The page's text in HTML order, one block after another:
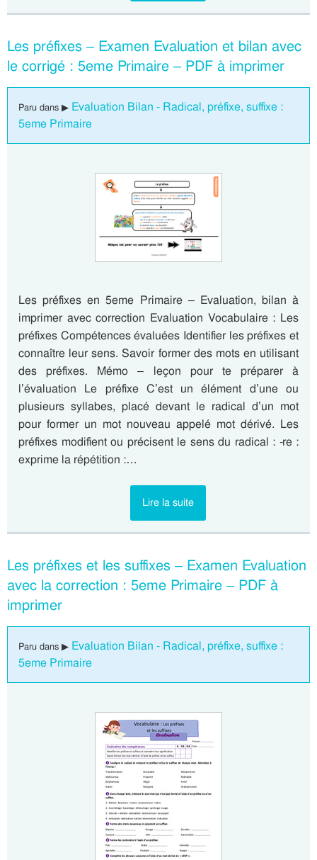
Les préfixes – Examen Evaluation et bilan avec
le corrigé : 5eme Primaire – PDF à imprimer
Paru dans ▶ Evaluation Bilan - Radical, préfixe, suffixe :
5eme Primaire
Les préfixes en 5eme Primaire – Evaluation, bilan à
imprimer avec correction Evaluation Vocabulaire : Les
préfixes Compétences évaluées Identifier les préfixes et
connaître leur sens. Savoir former des mots en utilisant
des préfixes. Mémo – leçon pour te préparer à
l’évaluation Le préfixe C’est un élément d’une ou
plusieurs syllabes, placé devant le radical d’un mot
pour former un mot nouveau appelé mot dérivé. Les
préfixes modifient ou précisent le sens du radical : -re :
exprime la répétition :…
Lire la suite
Les préfixes et les suffixes – Examen Evaluation
avec la correction : 5eme Primaire – PDF à
imprimer
Paru dans ▶ Evaluation Bilan - Radical, préfixe, suffixe :
5eme Primaire